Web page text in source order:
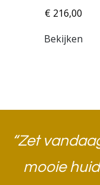
€ 216,00
Bekijken
“Zet
mooie